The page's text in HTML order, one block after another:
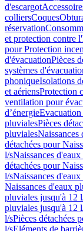
d'escargot
colliersCoques
réservation
et protection contre
pour Protection
d'évacuationPièces
systèmes
phoniqueIsolations
et aériensProtection
ventilation pour
d’énergie
pluvialesPièces
pluvialesNaissances
détachées pour
l/sNaissances
détachées pour
l/sNaissances
Naissances d'eaux
pluviales jusqu'à 12
pluviales jusqu'à 12
l/sPièces détachées
l/sEléments de